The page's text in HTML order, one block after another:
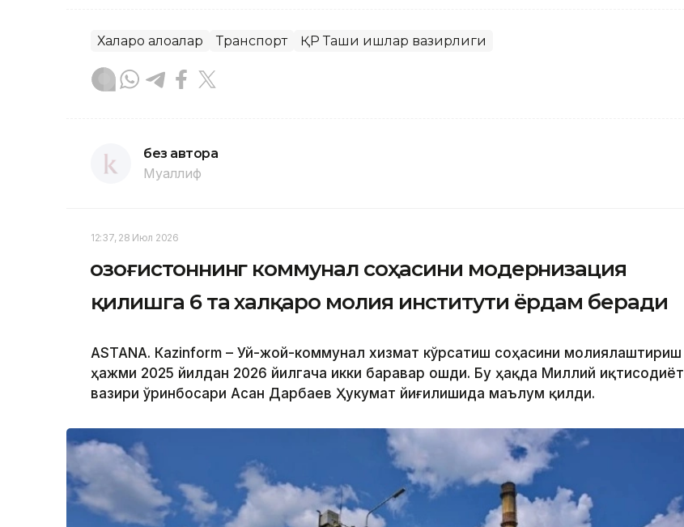
Халқаро алоқалар Транспорт ҚР Ташқи ишлар вазирлиги
без автора
Муаллиф
12:37, 28 Июл 2026
Қозоғистоннинг коммунал соҳасини модернизация
қилишга 6 та халқаро молия институти ёрдам беради
ASTANА. Кazinform – Уй-жой-коммунал хизмат кўрсатиш соҳасини молиялаштириш
ҳажми 2025 йилдан 2026 йилгача икки баравар ошди. Бу ҳақда Миллий иқтисодиёт
вазири ўринбосари Асан Дарбаев Ҳукумат йиғилишида маълум қилди.